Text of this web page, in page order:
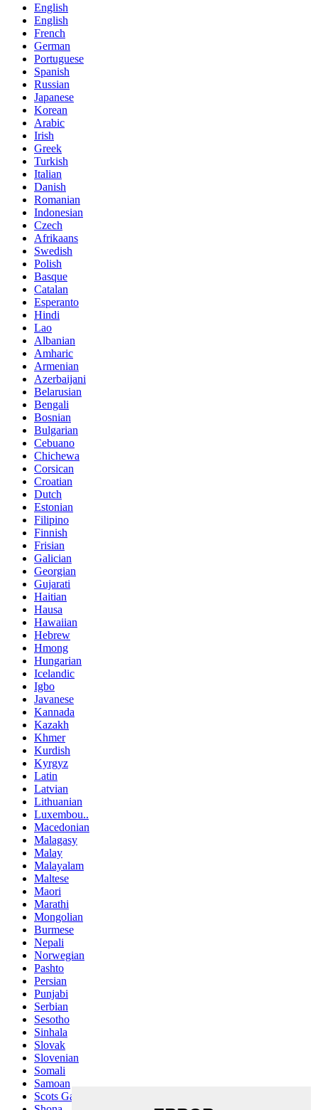
English
English
French
German
Portuguese
Spanish
Russian
Japanese
Korean
Arabic
Irish
Greek
Turkish
Italian
Danish
Romanian
Indonesian
Czech
Afrikaans
Swedish
Polish
Basque
Catalan
Esperanto
Hindi
Lao
Albanian
Amharic
Armenian
Azerbaijani
Belarusian
Bengali
Bosnian
Bulgarian
Cebuano
Chichewa
Corsican
Croatian
Dutch
Estonian
Filipino
Finnish
Frisian
Galician
Georgian
Gujarati
Haitian
Hausa
Hawaiian
Hebrew
Hmong
Hungarian
Icelandic
Igbo
Javanese
Kannada
Kazakh
Khmer
Kurdish
Kyrgyz
Latin
Latvian
Lithuanian
Luxembou..
Macedonian
Malagasy
Malay
Malayalam
Maltese
Maori
Marathi
Mongolian
Burmese
Nepali
Norwegian
Pashto
Persian
Punjabi
Serbian
Sesotho
Sinhala
Slovak
Slovenian
Somali
Samoan
Scots Gaelic